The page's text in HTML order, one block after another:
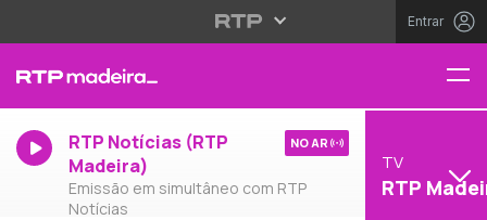
Entrar
RTP Notícias (RTP
Madeira)
Emissão em simultâneo com RTP
Notícias
NO AR
TV
RTP